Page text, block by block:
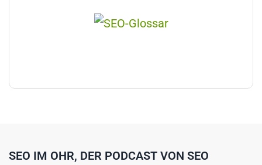
SEO IM OHR, DER PODCAST VON SEO